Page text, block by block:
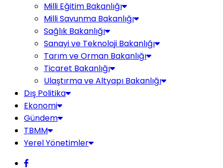
Milli Eğitim Bakanlığı
Milli Savunma Bakanlığı
Sağlık Bakanlığı
Sanayi ve Teknoloji Bakanlığı
Tarım ve Orman Bakanlığı
Ticaret Bakanlığı
Ulaştırma ve Altyapı Bakanlığı
Dış Politika
Ekonomi
Gündem
TBMM
Yerel Yönetimler